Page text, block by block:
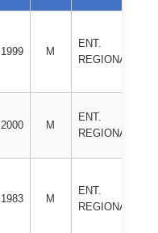
1999 M
ENT.
REGIONAL
2000 M
ENT.
REGIONAL
1983 M
ENT.
REGIONAL